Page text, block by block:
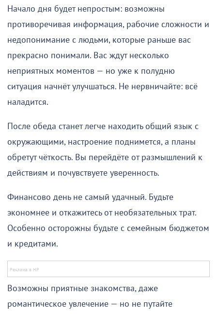
Начало дня будет непростым: возможны
противоречивая информация, рабочие сложности и
недопонимание с людьми, которые раньше вас
прекрасно понимали. Вас ждут несколько
неприятных моментов — но уже к полудню
ситуация начнёт улучшаться. Не нервничайте: всё
наладится.
После обеда станет легче находить общий язык с
окружающими, настроение поднимется, а планы
обретут чёткость. Вы перейдёте от размышлений к
действиям и почувствуете уверенность.
Финансово день не самый удачный. Будьте
экономнее и откажитесь от необязательных трат.
Особенно осторожны будьте с семейным бюджетом
и кредитами.
Возможны приятные знакомства, даже
романтическое увлечение — но не путайте